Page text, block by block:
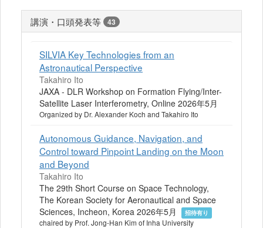
講演・口頭発表等 43
SILVIA Key Technologies from an
Astronautical Perspective
Takahiro Ito
JAXA - DLR Workshop on Formation Flying/Inter-
Satellite Laser Interferometry, Online 2026年5月
Organized by Dr. Alexander Koch and Takahiro Ito
Autonomous Guidance, Navigation, and
Control toward Pinpoint Landing on the Moon
and Beyond
Takahiro Ito
The 29th Short Course on Space Technology,
The Korean Society for Aeronautical and Space
Sciences, Incheon, Korea 2026年5月
招待有り
chaired by Prof. Jong-Han Kim of Inha University